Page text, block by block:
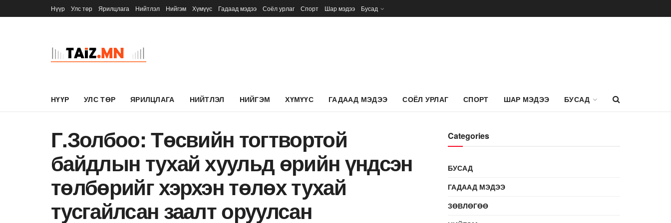
Нүүр Улс төр Ярилцлага Нийтлэл Нийгэм Хүмүүс Гадаад мэдээ Соёл урлаг Спорт Шар мэдээ Бусад
НҮҮР УЛС ТӨР ЯРИЛЦЛАГА НИЙТЛЭЛ НИЙГЭМ ХҮМҮҮС ГАДААД МЭДЭЭ СОЁЛ УРЛАГ СПОРТ ШАР МЭДЭЭ БУСАД
Г.Золбоо: Төсвийн тогтвортой
байдлын тухай хуульд өрийн үндсэн
төлбөрийг хэрхэн төлөх тухай
тусгайлсан заалт оруулсан
Categories
БУСАД
ГАДААД МЭДЭЭ
ЗӨВЛӨГӨӨ